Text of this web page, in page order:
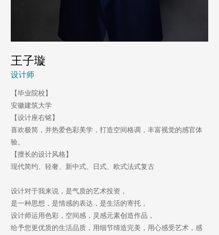
王子璇
设计师
【毕业院校】
安徽建筑大学
【设计座右铭】
喜欢极简，并热爱色彩美学，打造空间格调，丰富视觉的感官体
验。
【擅长的设计风格】
现代简约、轻奢、新中式、日式、欧式法式复古
设计对于我来说，是气质的艺术投资，
是一种思想，是情感的表达，是生活的寄托，
设计师运用色彩，空间感，灵感元素创造作品，
给予您更优质的生活品质，用细节缔造完美，用心感受艺术，感